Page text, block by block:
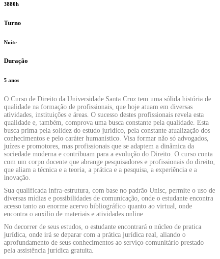
3880h
Turno
Noite
Duração
5 anos
O Curso de Direito da Universidade Santa Cruz tem uma sólida história de
qualidade na formação de profissionais, que hoje atuam em diversas
atividades, instituições e áreas. O sucesso destes profissionais revela esta
qualidade e, também, comprova uma busca constante pela qualidade. Esta
busca prima pela solidez do estudo jurídico, pela constante atualização dos
conhecimentos e pelo caráter humanístico. Visa formar não só advogados,
juízes e promotores, mas profissionais que se adaptem a dinâmica da
sociedade moderna e contribuam para a evolução do Direito. O curso conta
com um corpo docente que abrange pesquisadores e profissionais do direito,
que aliam a técnica e a teoria, a prática e a pesquisa, a experiência e a
inovação.
Sua qualificada infra-estrutura, com base no padrão Unisc, permite o uso de
diversas mídias e possibilidades de comunicação, onde o estudante encontra
acesso tanto ao enorme acervo bibliográfico quanto ao virtual, onde
encontra o auxilio de materiais e atividades online.
No decorrer de seus estudos, o estudante encontrará o núcleo de pratica
jurídica, onde irá se deparar com a prática jurídica real, aliando o
aprofundamento de seus conhecimentos ao serviço comunitário prestado
pela assistência jurídica gratuita.